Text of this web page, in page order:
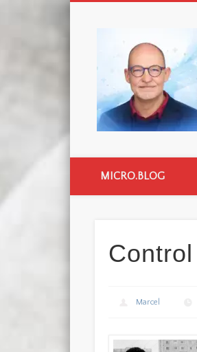
MICRO.BLOG
Control
Marcel